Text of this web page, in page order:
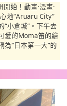
始！動畫·漫畫·
地“Aruaru City”
“小倉城”。下午去
愛的Moma笛的繪
為“日本第一大”的